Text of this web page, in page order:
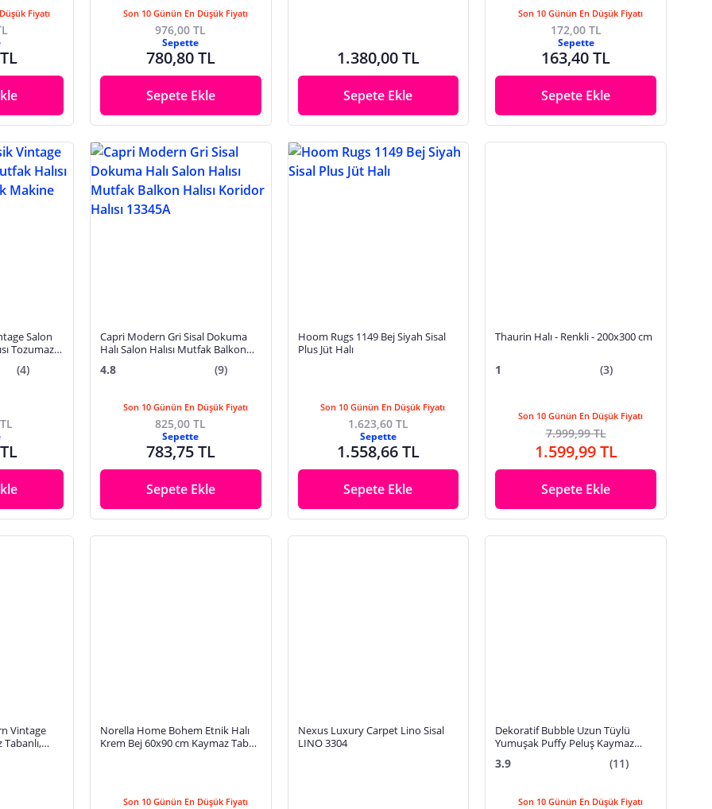
Fiyatı Son 10 Günün En Düşük Fiyatı
976,00 TL
Sepette
780,80 TL
Sepete Ekle
1.380,00 TL
Sepete Ekle
Son 10 Günün En Düşük Fiyatı
172,00 TL
Sepette
163,40 TL
Sepete Ekle
Salon
Tozumaz
(4)
Capri Modern Gri Sisal Dokuma
Halı Salon Halısı Mutfak Balkon
4.8 (9)
Son 10 Günün En Düşük Fiyatı
825,00 TL
Sepette
783,75 TL
Sepete Ekle
Hoom Rugs 1149 Bej Siyah Sisal
Plus Jüt Halı
Son 10 Günün En Düşük Fiyatı
1.623,60 TL
Sepette
1.558,66 TL
Sepete Ekle
Thaurin Halı - Renkli - 200x300 cm
1 (3)
Son 10 Günün En Düşük Fiyatı
7.999,99 TL
1.599,99 TL
Sepete Ekle
Vintage
Tabanlı,
Norella Home Bohem Etnik Halı
Krem Bej 60x90 cm Kaymaz Taban
Son 10 Günün En Düşük Fiyatı
Nexus Luxury Carpet Lino Sisal
LINO 3304
Dekoratif Bubble Uzun Tüylü
Yumuşak Puffy Peluş Kaymaz
Yolluk Krem
3.9 (11)
Son 10 Günün En Düşük Fiyatı